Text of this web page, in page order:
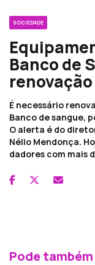
SOCIEDADE
Banco de
É necessário
Banco de sangue,
O alerta é do
Nélio Mendonça.
dadores com mais
Pode